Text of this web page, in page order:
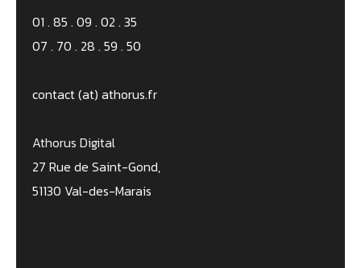
01 . 85 . 09 . 02 . 35
07 . 70 . 28 . 59 . 50
contact (at) athorus.fr
Athorus Digital
27 Rue de Saint-Gond,
51130 Val-des-Marais